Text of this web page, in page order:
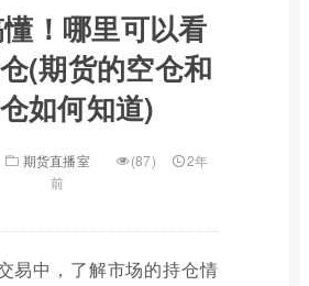
！哪里可以看
(期货的空仓和
如何知道)
期货直播室 (87)
2年
前
易中，了解市场的持仓情